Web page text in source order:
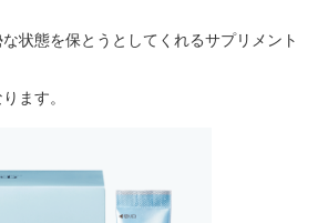
状態を保とうとしてくれるサプリメント
ます。